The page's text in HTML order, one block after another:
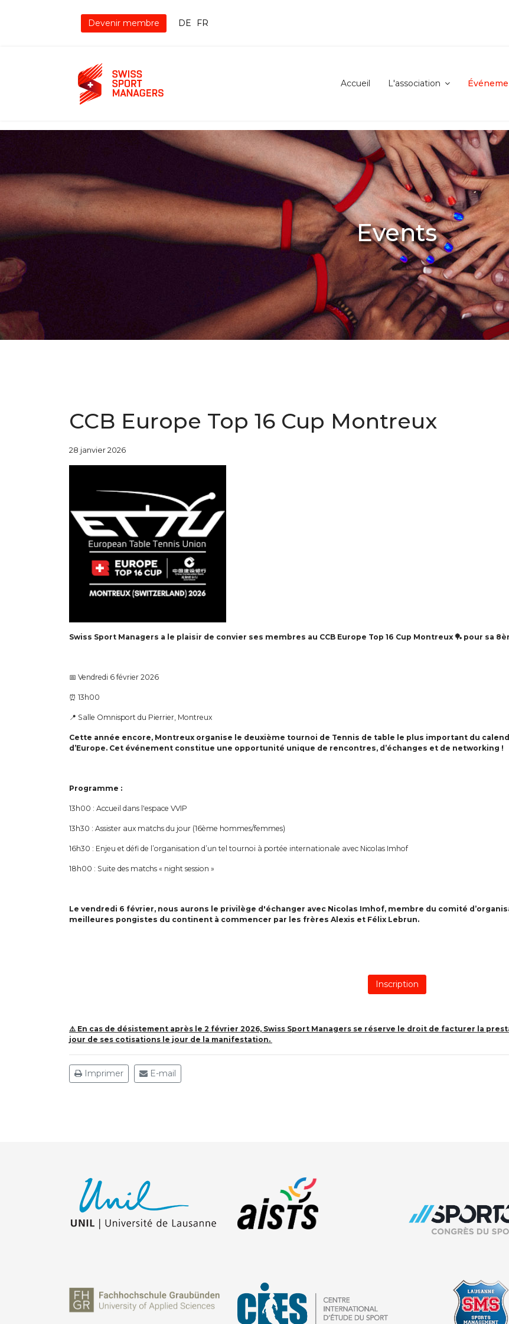
Devenir membre DE FR
Accueil L'association
Events
CCB Europe Top 16 Cup Montreux
28 janvier 2026
Swiss Sport Managers a le plaisir de convier ses membres au CCB Europe Top 16 Cup Montreux 🏓 pour sa
📅 Vendredi 6 février 2026
⏰ 13h00
📍 Salle Omnisport du Pierrier, Montreux
Cette année encore, Montreux organise le deuxième tournoi de Tennis de table le plus important du
d’Europe. Cet événement constitue une opportunité unique de rencontres, d’échanges et de networking !
Programme :
13h00 : Accueil dans l'espace VVIP
13h30 : Assister aux matchs du jour (16ème hommes/femmes)
16h30 : Enjeu et défi de l’organisation d’un tel tournoi à portée internationale avec Nicolas Imhof
18h00 : Suite des matchs « night session »
Le vendredi 6 février, nous aurons le privilège d'échanger avec Nicolas Imhof, membre du comité
meilleures pongistes du continent à commencer par les frères Alexis et Félix Lebrun.
⚠️ En cas de désistement après le 2 février 2026, Swiss Sport Managers se réserve le droit de facturer la
jour de ses cotisations le jour de la manifestation.
Imprimer E-mail